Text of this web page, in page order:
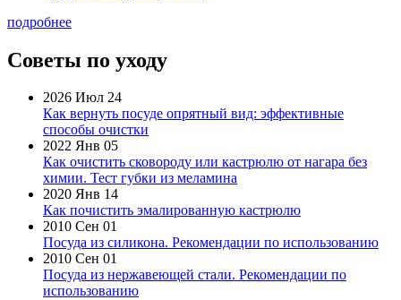
подробнее
Советы по уходу
2026 Июл 24
Как вернуть посуде опрятный вид: эффективные
способы очистки
2022 Янв 05
Как очистить сковороду или кастрюлю от нагара без
химии. Тест губки из меламина
2020 Янв 14
Как почистить эмалированную кастрюлю
2010 Сен 01
Посуда из силикона. Рекомендации по использованию
2010 Сен 01
Посуда из нержавеющей стали. Рекомендации по
использованию